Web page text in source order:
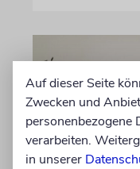
Auf dieser Seite
Zwecken und
personenbezogene
verarbeiten.
in unserer